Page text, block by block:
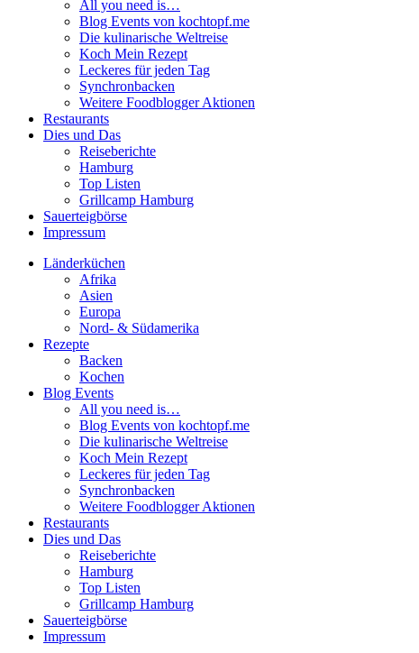
All you need is…
Blog Events von kochtopf.me
Die kulinarische Weltreise
Koch Mein Rezept
Leckeres für jeden Tag
Synchronbacken
Weitere Foodblogger Aktionen
Restaurants
Dies und Das
Reiseberichte
Hamburg
Top Listen
Grillcamp Hamburg
Sauerteigbörse
Impressum
Länderküchen
Afrika
Asien
Europa
Nord- & Südamerika
Rezepte
Backen
Kochen
Blog Events
All you need is…
Blog Events von kochtopf.me
Die kulinarische Weltreise
Koch Mein Rezept
Leckeres für jeden Tag
Synchronbacken
Weitere Foodblogger Aktionen
Restaurants
Dies und Das
Reiseberichte
Hamburg
Top Listen
Grillcamp Hamburg
Sauerteigbörse
Impressum